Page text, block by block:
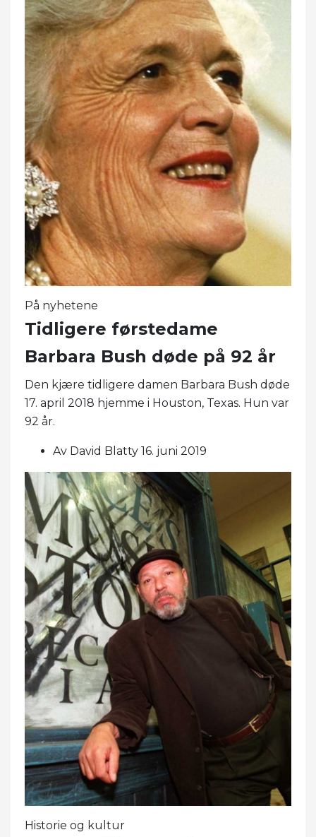
På nyhetene
Tidligere førstedame
Barbara Bush døde på 92 år
Den kjære tidligere damen Barbara Bush døde
17. april 2018 hjemme i Houston, Texas. Hun var
92 år.
Av David Blatty 16. juni 2019
Historie og kultur